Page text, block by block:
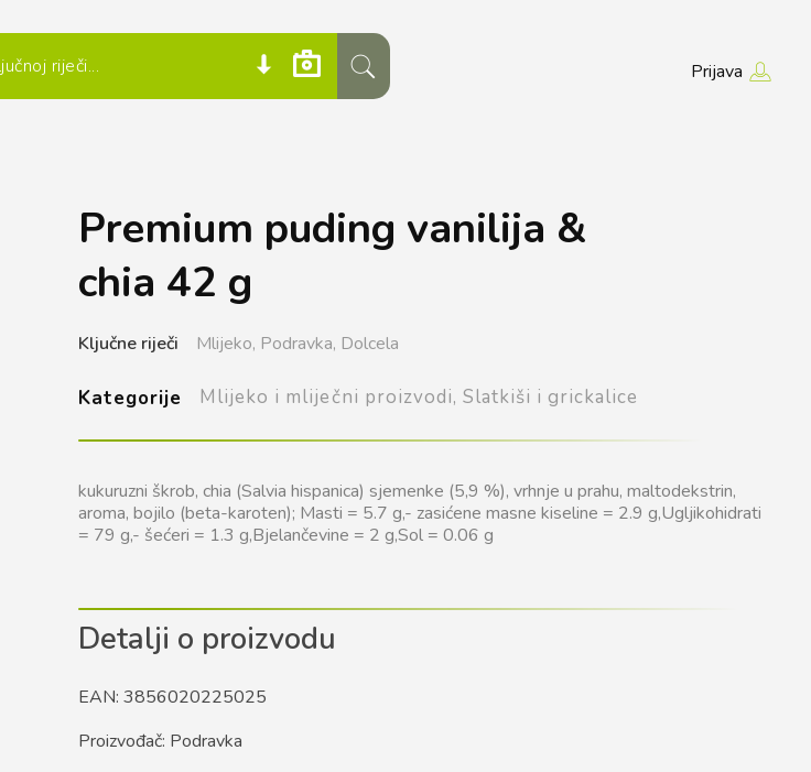
Prijava
Premium puding vanilija &
chia 42 g
kukuruzni škrob, chia (Salvia hispanica) sjemenke (5,9 %), vrhnje u prahu, maltodekstrin,
aroma, bojilo (beta-karoten); Masti = 5.7 g,- zasićene masne kiseline = 2.9 g,Ugljikohidrati
= 79 g,- šećeri = 1.3 g,Bjelančevine = 2 g,Sol = 0.06 g
Ključne riječi Mlijeko, Podravka, Dolcela
Kategorije Mlijeko i mliječni proizvodi, Slatkiši i grickalice
Detalji o proizvodu
EAN: 3856020225025
Proizvođač: Podravka